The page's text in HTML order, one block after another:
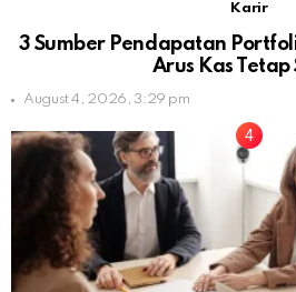
Karir
3 Sumber Pendapatan
Arus Kas Tetap
August 4, 2026, 3:29 pm